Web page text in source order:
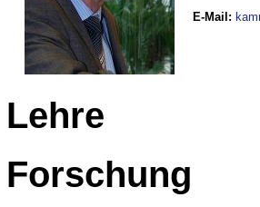
E-Mail :
Lehre
Forschung